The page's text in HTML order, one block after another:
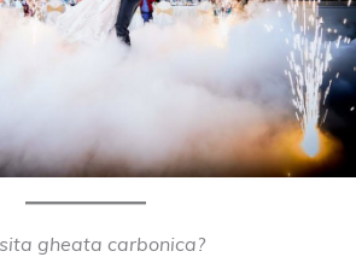
gheata carbonica?